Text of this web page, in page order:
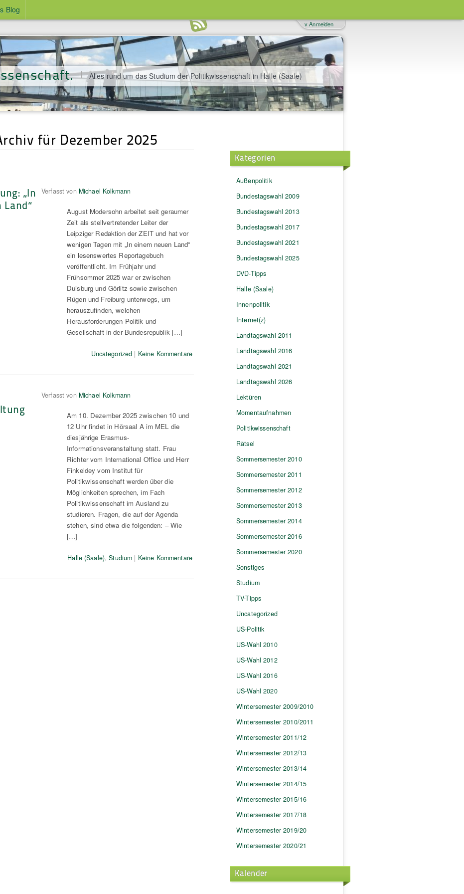
Blog
Alles rund um das Studium der Politikwissenschaft in Halle (Saale)
v Anmelden
für Dezember 2025
„In
Verfasst von Michael Kolkmann
August Modersohn arbeitet seit geraumer
Zeit als stellvertretender Leiter der
Leipziger Redaktion der ZEIT und hat vor
wenigen Tagen mit „In einem neuen Land“
ein lesenswertes Reportagebuch
veröffentlicht. Im Frühjahr und
Frühsommer 2025 war er zwischen
Duisburg und Görlitz sowie zwischen
Rügen und Freiburg unterwegs, um
herauszufinden, welchen
Herausforderungen Politik und
Gesellschaft in der Bundesrepublik […]
Uncategorized | Keine Kommentare
Verfasst von Michael Kolkmann
Am 10. Dezember 2025 zwischen 10 und
12 Uhr findet in Hörsaal A im MEL die
diesjährige Erasmus-
Informationsveranstaltung statt. Frau
Richter vom International Office und Herr
Finkeldey vom Institut für
Politikwissenschaft werden über die
Möglichkeiten sprechen, im Fach
Politikwissenschaft im Ausland zu
studieren. Fragen, die auf der Agenda
stehen, sind etwa die folgenden: – Wie
[…]
Halle (Saale),Studium | Keine Kommentare
Kategorien
Außenpolitik
Bundestagswahl 2009
Bundestagswahl 2013
Bundestagswahl 2017
Bundestagswahl 2021
Bundestagswahl 2025
DVD-Tipps
Halle (Saale)
Innenpolitik
Internet(z)
Landtagswahl 2011
Landtagswahl 2016
Landtagswahl 2021
Landtagswahl 2026
Lektüren
Momentaufnahmen
Politikwissenschaft
Rätsel
Sommersemester 2010
Sommersemester 2011
Sommersemester 2012
Sommersemester 2013
Sommersemester 2014
Sommersemester 2016
Sommersemester 2020
Sonstiges
Studium
TV-Tipps
Uncategorized
US-Politik
US-Wahl 2010
US-Wahl 2012
US-Wahl 2016
US-Wahl 2020
Wintersemester 2009/2010
Wintersemester 2010/2011
Wintersemester 2011/12
Wintersemester 2012/13
Wintersemester 2013/14
Wintersemester 2014/15
Wintersemester 2015/16
Wintersemester 2017/18
Wintersemester 2019/20
Wintersemester 2020/21
Kalender